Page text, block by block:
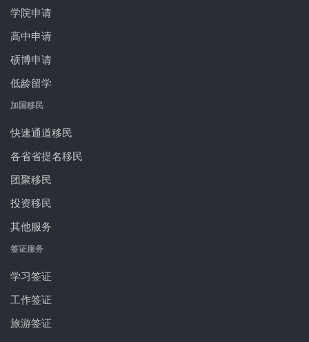
学院申请
高中申请
硕博申请
低龄留学
加国移民
快速通道移民
各省省提名移民
团聚移民
投资移民
其他服务
签证服务
学习签证
工作签证
旅游签证